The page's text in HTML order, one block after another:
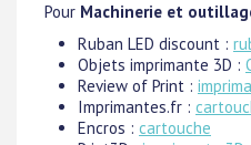
Pour Machinerie et
Ruban LED discount :
Objets imprimante 3D :
Review of Print :
Imprimantes.fr :
Encros : cartouche